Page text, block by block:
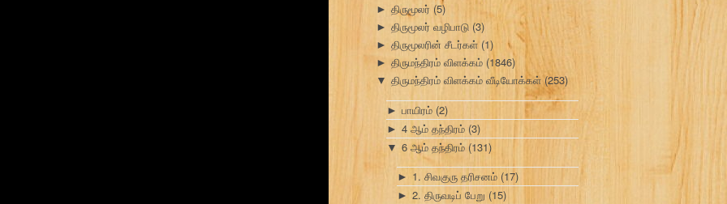
► திருமூலர் (5)
► திருமூலர் வழிபாடு (3)
► திருமூலரின் சீடர்கள் (1)
► திருமந்திரம் விளக்கம் (1846)
▼ திருமந்திரம் விளக்கம் வீடியோக்கள்(253)
► பாயிரம் (2)
► 4 ஆம் தந்திரம் (3)
▼ 6 ஆம் தந்திரம் (131)
► 1. சிவகுரு தரிசனம் (17)
► 2. திருவடிப் பேறு (15)